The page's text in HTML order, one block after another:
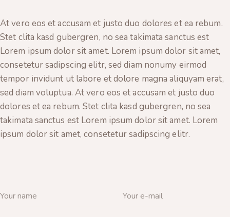
At vero eos et accusam et justo duo dolores et ea rebum.
Stet clita kasd gubergren, no sea takimata sanctus est
Lorem ipsum dolor sit amet. Lorem ipsum dolor sit amet,
consetetur sadipscing elitr, sed diam nonumy eirmod
tempor invidunt ut labore et dolore magna aliquyam erat,
sed diam voluptua. At vero eos et accusam et justo duo
dolores et ea rebum. Stet clita kasd gubergren, no sea
takimata sanctus est Lorem ipsum dolor sit amet. Lorem
ipsum dolor sit amet, consetetur sadipscing elitr.